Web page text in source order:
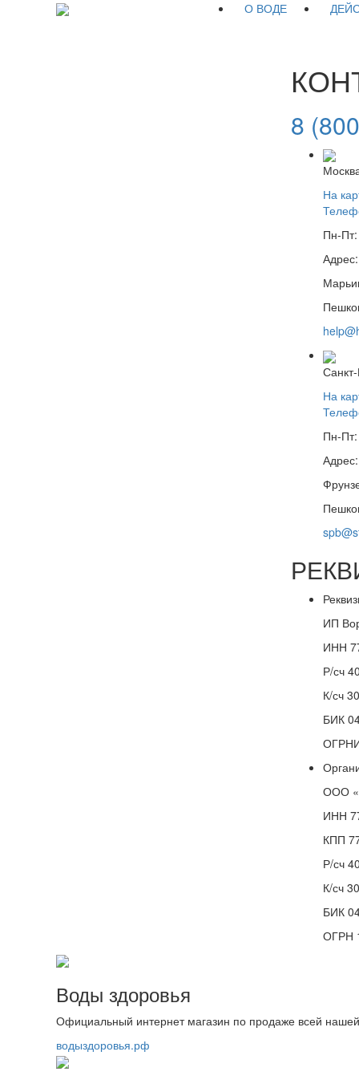
О ВОДЕ
8
На
Пн-
На
Пн-
ИП
ИНН
Р/сч
К/сч
БИК
ООО
ИНН
КПП
Р/сч
К/сч
БИК
ОГРН
Воды здоровья
Официальный интернет магазин по продаже всей
водыздоровья.рф